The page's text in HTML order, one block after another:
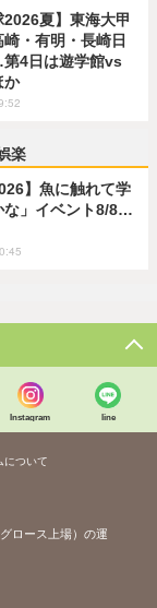
2026夏】東海大甲
・有明・長崎日
4日は遊学館vs
か
楽
】魚に触れて学
な」イベント8/8…
Instagram line
について
ロース上場）の運